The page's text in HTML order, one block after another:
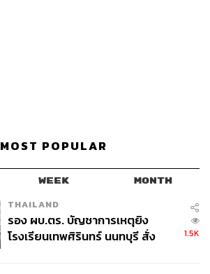
MOST POPULAR
WEEK MONTH
THAILAND
รอง ผบ.ตร. บัญชาการเหตุยิง
โรงเรียนเทพศิรินทร์ นนทบุรี สั่ง
1.5K